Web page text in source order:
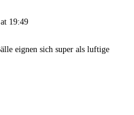
19:49
eignen sich super als luftige